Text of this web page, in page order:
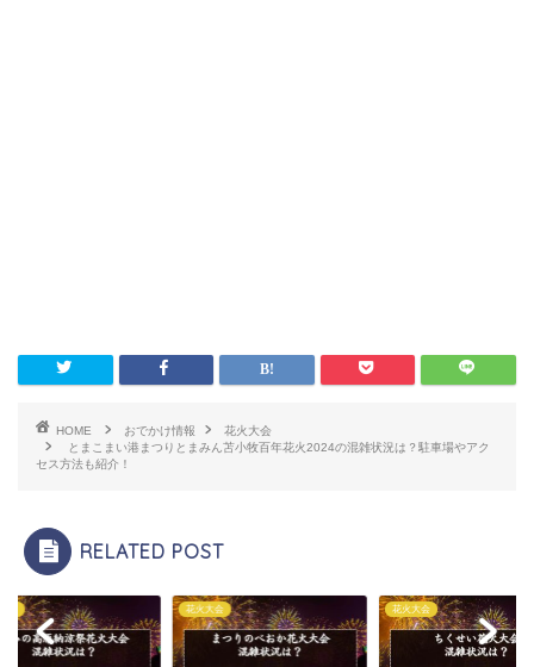
HOME おでかけ情報
花火大会
とまこまい港まつりとまみん苫小牧百年花火2024の混雑状況は？駐車場やアク
セス方法も紹介！
RELATED POST
花火大会 花火大会